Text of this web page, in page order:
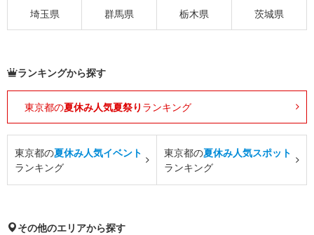
埼玉県 群馬県 栃木県 茨城県
ランキングから探す
東京都の夏休み人気夏祭り ランキング
東京都の夏休み人気イベント
ランキング
東京都の夏休み人気スポット
ランキング
その他のエリアから探す